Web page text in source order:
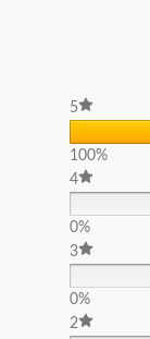
5
100%
4
0%
3
0%
2